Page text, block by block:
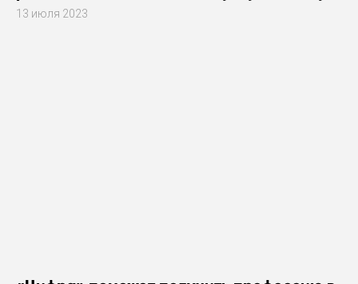
газового оборудования
13 июля 2023